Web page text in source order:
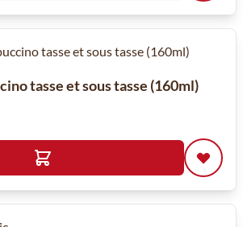
tasse et sous tasse (160ml)